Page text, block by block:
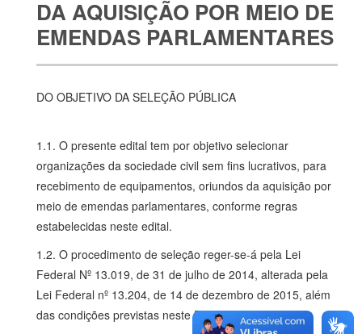
DA AQUISIÇÃO POR MEIO DE
EMENDAS PARLAMENTARES
DO OBJETIVO DA SELEÇÃO PÚBLICA
1.1. O presente edital tem por objetivo selecionar
organizações da sociedade civil sem fins lucrativos, para
recebimento de equipamentos, oriundos da aquisição por
meio de emendas parlamentares, conforme regras
estabelecidas neste edital.
1.2. O procedimento de seleção reger-se-á pela Lei
Federal Nº 13.019, de 31 de julho de 2014, alterada pela
Lei Federal nº 13.204, de 14 de dezembro de 2015, além
das condições previstas neste Edital.